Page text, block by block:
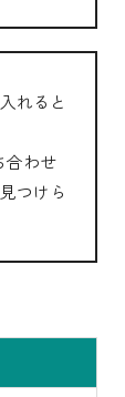
れると
合わせ
つけら